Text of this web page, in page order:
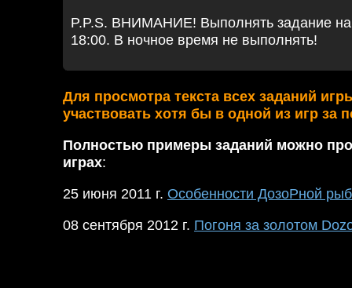
P.P.S. ВНИМАНИЕ! Выполнять задание
18:00. В ночное время не выполнять!
Для просмотра текста всех заданий
участвовать хотя бы в одной из игр за
Полностью примеры заданий можно
играх:
25 июня 2011 г. Особенности ДозоРной
08 сентября 2012 г. Погоня за золотом